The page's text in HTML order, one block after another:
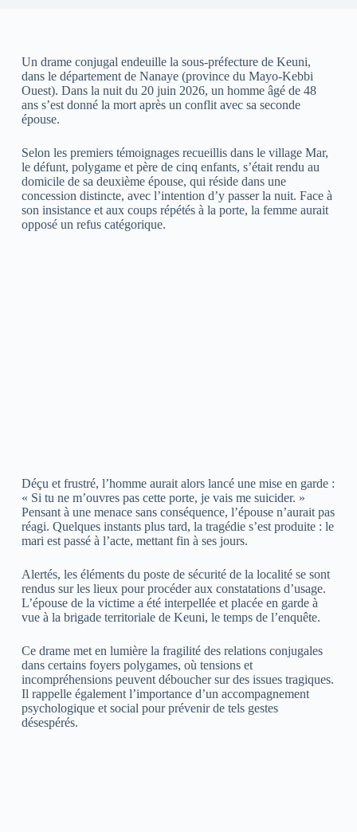
Un drame conjugal endeuille la sous‑préfecture de Keuni,
dans le département de Nanaye (province du Mayo‑Kebbi
Ouest). Dans la nuit du 20 juin 2026, un homme âgé de 48
ans s’est donné la mort après un conflit avec sa seconde
épouse.
Selon les premiers témoignages recueillis dans le village Mar,
le défunt, polygame et père de cinq enfants, s’était rendu au
domicile de sa deuxième épouse, qui réside dans une
concession distincte, avec l’intention d’y passer la nuit. Face à
son insistance et aux coups répétés à la porte, la femme aurait
opposé un refus catégorique.
Déçu et frustré, l’homme aurait alors lancé une mise en garde :
« Si tu ne m’ouvres pas cette porte, je vais me suicider. »
Pensant à une menace sans conséquence, l’épouse n’aurait pas
réagi. Quelques instants plus tard, la tragédie s’est produite : le
mari est passé à l’acte, mettant fin à ses jours.
Alertés, les éléments du poste de sécurité de la localité se sont
rendus sur les lieux pour procéder aux constatations d’usage.
L’épouse de la victime a été interpellée et placée en garde à
vue à la brigade territoriale de Keuni, le temps de l’enquête.
Ce drame met en lumière la fragilité des relations conjugales
dans certains foyers polygames, où tensions et
incompréhensions peuvent déboucher sur des issues tragiques.
Il rappelle également l’importance d’un accompagnement
psychologique et social pour prévenir de tels gestes
désespérés.